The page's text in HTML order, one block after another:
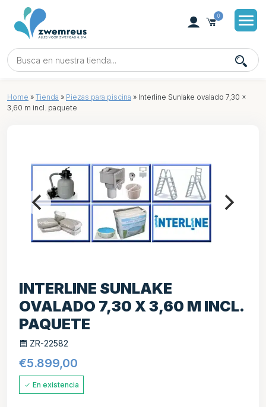
0
Home » Tienda » Piezas para piscina » Interline Sunlake ovalado 7,30 x
3,60 m incl. paquete
INTERLINE SUNLAKE
OVALADO 7,30 X 3,60 M INCL.
PAQUETE
ZR-22582
€5.899,00
En existencia